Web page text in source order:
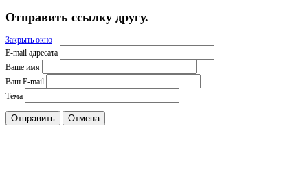
Отправить ссылку другу.
Закрыть окно
E-mail адресата
Ваше имя
Ваш E-mail
Тема
Отправить Отмена